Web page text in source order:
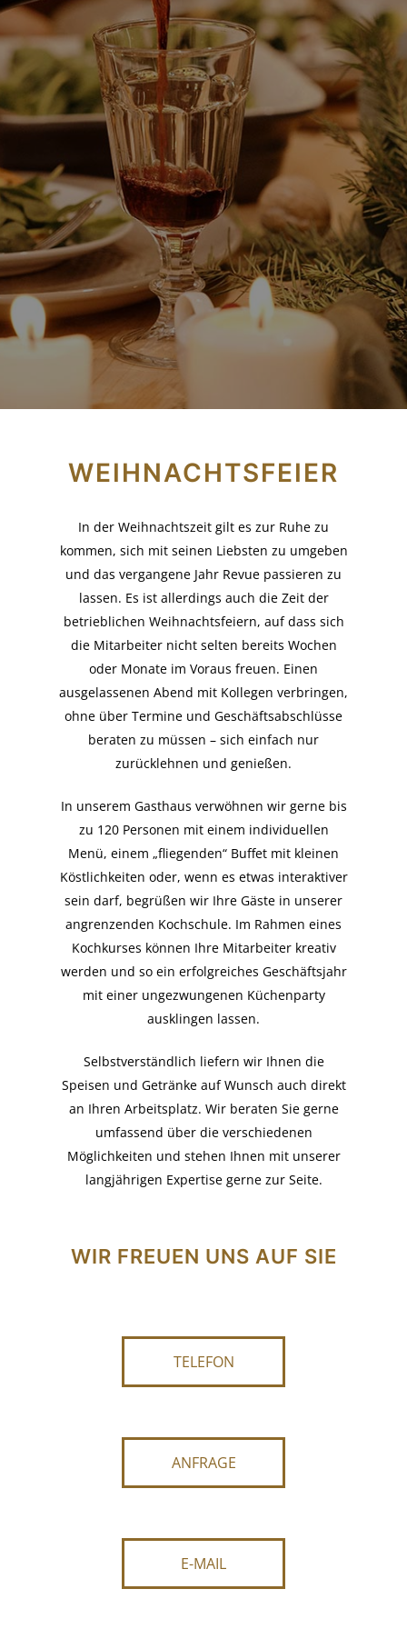
WEIHNACHTSFEIER
In der Weihnachtszeit gilt es zur Ruhe zu
kommen, sich mit seinen Liebsten zu umgeben
und das vergangene Jahr Revue passieren zu
lassen. Es ist allerdings auch die Zeit der
betrieblichen Weihnachtsfeiern, auf dass sich
die Mitarbeiter nicht selten bereits Wochen
oder Monate im Voraus freuen. Einen
ausgelassenen Abend mit Kollegen verbringen,
ohne über Termine und Geschäftsabschlüsse
beraten zu müssen – sich einfach nur
zurücklehnen und genießen.
In unserem Gasthaus verwöhnen wir gerne bis
zu 120 Personen mit einem individuellen
Menü, einem „fliegenden“ Buffet mit kleinen
Köstlichkeiten oder, wenn es etwas interaktiver
sein darf, begrüßen wir Ihre Gäste in unserer
angrenzenden Kochschule. Im Rahmen eines
Kochkurses können Ihre Mitarbeiter kreativ
werden und so ein erfolgreiches Geschäftsjahr
mit einer ungezwungenen Küchenparty
ausklingen lassen.
Selbstverständlich liefern wir Ihnen die
Speisen und Getränke auf Wunsch auch direkt
an Ihren Arbeitsplatz. Wir beraten Sie gerne
umfassend über die verschiedenen
Möglichkeiten und stehen Ihnen mit unserer
langjährigen Expertise gerne zur Seite.
WIR FREUEN UNS AUF SIE
TELEFON
ANFRAGE
E-MAIL